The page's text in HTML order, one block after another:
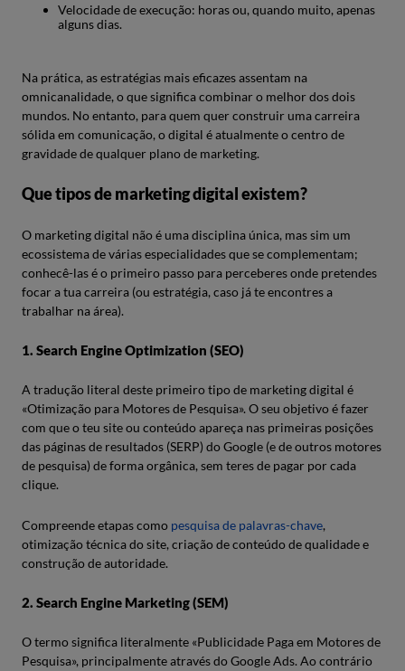
Velocidade de execução: horas ou, quando muito, apenas
alguns dias.
Na prática, as estratégias mais eficazes assentam na
omnicanalidade, o que significa combinar o melhor dos dois
mundos. No entanto, para quem quer construir uma carreira
sólida em comunicação, o digital é atualmente o centro de
gravidade de qualquer plano de marketing.
Que tipos de marketing digital existem?
O marketing digital não é uma disciplina única, mas sim um
ecossistema de várias especialidades que se complementam;
conhecê-las é o primeiro passo para perceberes onde pretendes
focar a tua carreira (ou estratégia, caso já te encontres a
trabalhar na área).
1. Search Engine Optimization (SEO)
A tradução literal deste primeiro tipo de marketing digital é
«Otimização para Motores de Pesquisa». O seu objetivo é fazer
com que o teu site ou conteúdo apareça nas primeiras posições
das páginas de resultados (SERP) do Google (e de outros motores
de pesquisa) de forma orgânica, sem teres de pagar por cada
clique.
Compreende etapas como pesquisa de palavras-chave,
otimização técnica do site, criação de conteúdo de qualidade e
construção de autoridade.
2. Search Engine Marketing (SEM)
O termo significa literalmente «Publicidade Paga em Motores de
Pesquisa», principalmente através do Google Ads. Ao contrário